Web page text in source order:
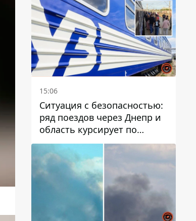
15:06
Ситуация с безопасностью:
ряд поездов через Днепр и
область курсирует по
измененному маршруту, а
часть пути заменили
автобусами и электричками